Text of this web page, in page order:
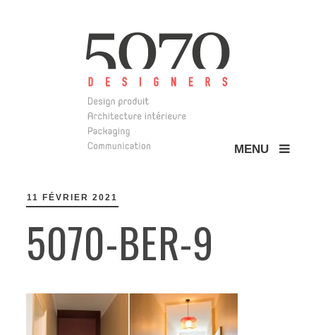
MENU
11 FÉVRIER 2021
5070-BER-9